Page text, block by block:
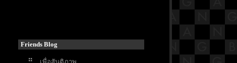
The Starry Love
The Vault
Shining Just For You
Friends Blog